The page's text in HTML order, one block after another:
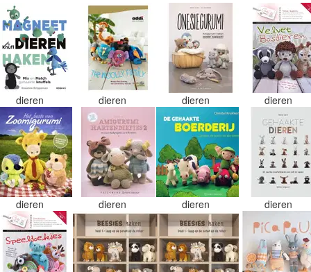
dieren dieren dieren dieren
dieren dieren dieren dieren